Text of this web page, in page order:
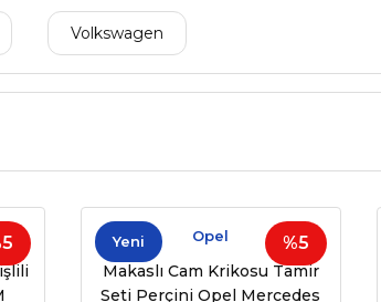
Volkswagen
%5
Yeni Opel
Makaslı Cam Krikosu Tamir
Seti Perçini Opel Mercedes